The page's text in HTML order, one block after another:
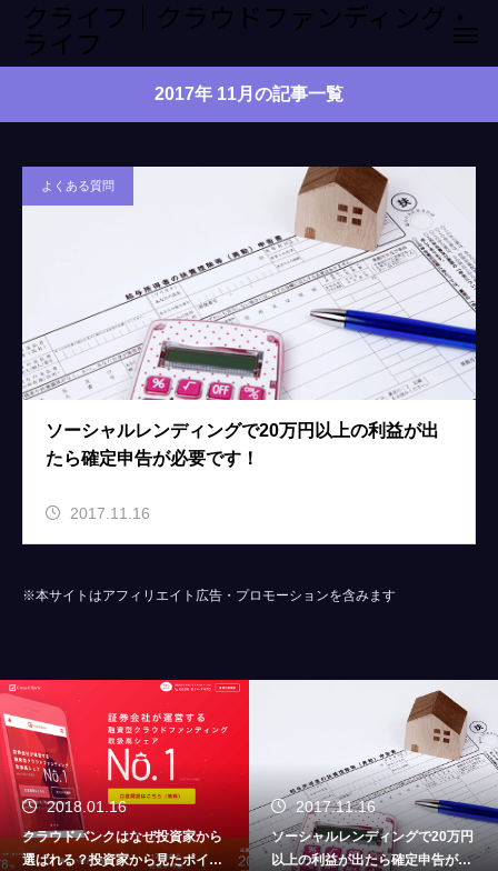
クライフ｜クラウドファンディング・
ライフ
2017年 11月の記事一覧
よくある質問
ソーシャルレンディングで20万円以上の利益が出
たら確定申告が必要です！
2017.11.16
※本サイトはアフィリエイト広告・プロモーションを含みます
2018.01.16
クラウドバンクはなぜ投資家から
選ばれる？投資家から見たポイン
2017.11.16
ソーシャルレンディングで20万円
以上の利益が出たら確定申告が必